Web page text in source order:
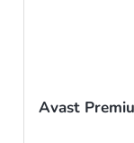
Avast